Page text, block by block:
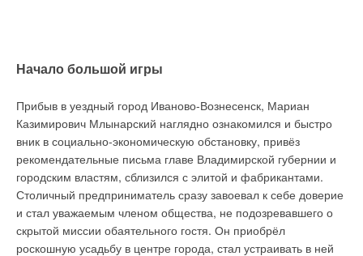
Начало большой игры
Прибыв в уездный город Иваново-Вознесенск, Мариан
Казимирович Млынарский наглядно ознакомился и быстро
вник в социально-экономическую обстановку, привёз
рекомендательные письма главе Владимирской губернии и
городским властям, сблизился с элитой и фабрикантами.
Столичный предприниматель сразу завоевал к себе доверие
и стал уважаемым членом общества, не подозревавшего о
скрытой миссии обаятельного гостя. Он приобрёл
роскошную усадьбу в центре города, стал устраивать в ней